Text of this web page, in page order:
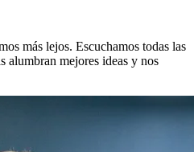
más lejos. Escuchamos todas las
alumbran mejores ideas y nos